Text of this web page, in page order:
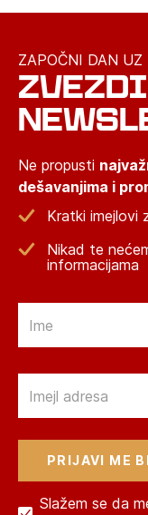
ZAPOČNI DAN UZ
Ne propusti
dešavanjima i
Kratki imejlovi
Nikad te
informacijama
Slažem se da